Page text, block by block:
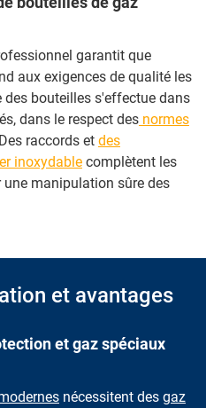
garantit que
aux exigences de qualité les
des bouteilles s'effectue dans
dans le respect des normes
raccords et des
inoxydable complètent les
manipulation sûre des
et avantages
et gaz spéciaux
nécessitent des gaz